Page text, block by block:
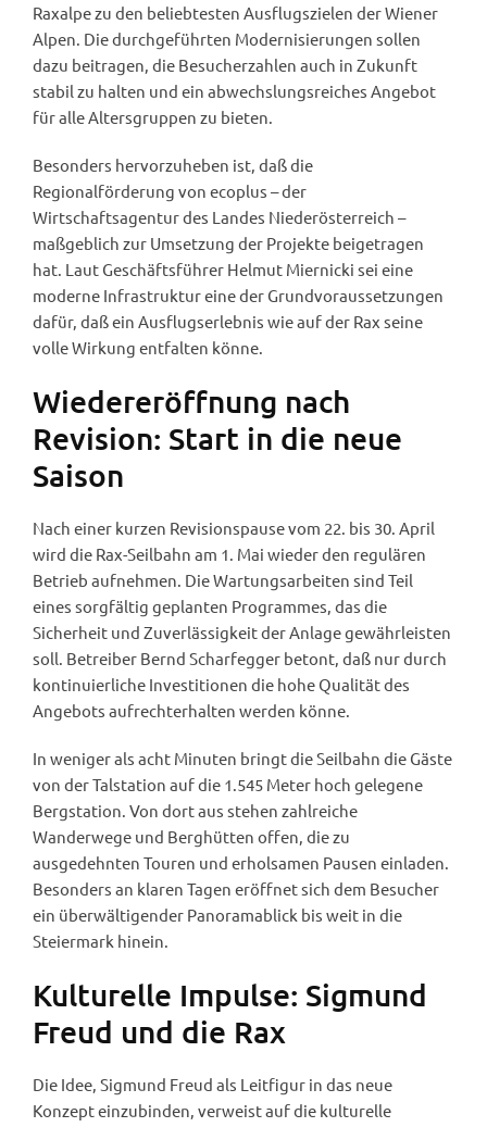
Raxalpe zu den beliebtesten Ausflugszielen der Wiener
Alpen. Die durchgeführten Modernisierungen sollen
dazu beitragen, die Besucherzahlen auch in Zukunft
stabil zu halten und ein abwechslungsreiches Angebot
für alle Altersgruppen zu bieten.
Besonders hervorzuheben ist, daß die
Regionalförderung von ecoplus – der
Wirtschaftsagentur des Landes Niederösterreich –
maßgeblich zur Umsetzung der Projekte beigetragen
hat. Laut Geschäftsführer Helmut Miernicki sei eine
moderne Infrastruktur eine der Grundvoraussetzungen
dafür, daß ein Ausflugserlebnis wie auf der Rax seine
volle Wirkung entfalten könne.
Wiedereröffnung nach
Revision: Start in die neue
Saison
Nach einer kurzen Revisionspause vom 22. bis 30. April
wird die Rax-Seilbahn am 1. Mai wieder den regulären
Betrieb aufnehmen. Die Wartungsarbeiten sind Teil
eines sorgfältig geplanten Programmes, das die
Sicherheit und Zuverlässigkeit der Anlage gewährleisten
soll. Betreiber Bernd Scharfegger betont, daß nur durch
kontinuierliche Investitionen die hohe Qualität des
Angebots aufrechterhalten werden könne.
In weniger als acht Minuten bringt die Seilbahn die Gäste
von der Talstation auf die 1.545 Meter hoch gelegene
Bergstation. Von dort aus stehen zahlreiche
Wanderwege und Berghütten offen, die zu
ausgedehnten Touren und erholsamen Pausen einladen.
Besonders an klaren Tagen eröffnet sich dem Besucher
ein überwältigender Panoramablick bis weit in die
Steiermark hinein.
Kulturelle Impulse: Sigmund
Freud und die Rax
Die Idee, Sigmund Freud als Leitfigur in das neue
Konzept einzubinden, verweist auf die kulturelle